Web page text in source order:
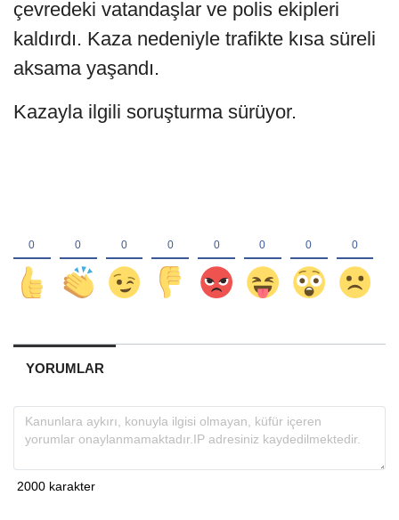
çevredeki vatandaşlar ve polis ekipleri
kaldırdı. Kaza nedeniyle trafikte kısa süreli
aksama yaşandı.
Kazayla ilgili soruşturma sürüyor.
YORUMLAR